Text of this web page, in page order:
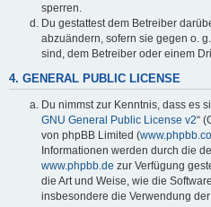
sperren.
Du gestattest dem Betreiber
abzuändern, sofern sie gegen o.
sind, dem Betreiber oder einem
4. GENERAL PUBLIC LICENSE
Du nimmst zur Kenntnis, dass es
GNU General Public License v2“
von phpBB Limited (
Informationen werden durch die
www.phpbb.de zur Verfügung
die Art und Weise, wie die
insbesondere die Verwendung